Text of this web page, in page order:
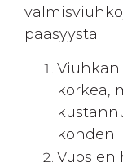
pääsyystä:
korkea,
kohden